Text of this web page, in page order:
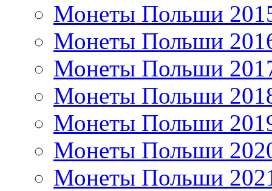
Монеты Польши
Монеты Польши
Монеты Польши
Монеты Польши
Монеты Польши
Монеты Польши
Монеты Польши